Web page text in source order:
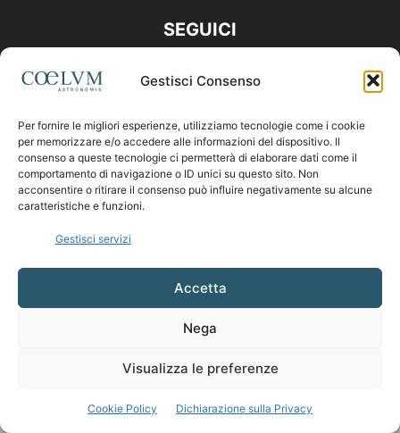
Gestisci Consenso
Per fornire le migliori esperienze, utilizziamo tecnologie come i cookie
per memorizzare e/o accedere alle informazioni del dispositivo. Il
consenso a queste tecnologie ci permetterà di elaborare dati come il
comportamento di navigazione o ID unici su questo sito. Non
acconsentire o ritirare il consenso può influire negativamente su alcune
caratteristiche e funzioni.
Gestisci servizi
Accetta
Nega
Visualizza le preferenze
Cookie Policy Dichiarazione sulla Privacy
SEGUICI